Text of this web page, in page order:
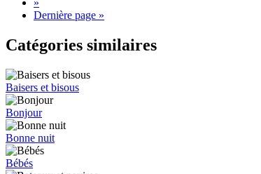
Dernière page »
Catégories similaires
Baisers et bisous
Bonjour
Bonne nuit
Bébés